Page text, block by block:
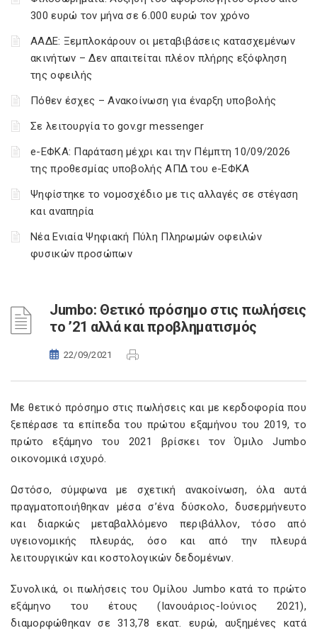
300 ευρώ τον μήνα σε 6.000 ευρώ τον χρόνο
ΑΑΔΕ: Ξεμπλοκάρουν οι μεταβιβάσεις κατασχεμένων
ακινήτων – Δεν απαιτείται πλέον πλήρης εξόφληση
της οφειλής
Πόθεν έσχες – Ανακοίνωση για έναρξη υποβολής
Σε λειτουργία το gov.gr messenger
e-ΕΦΚΑ: Παράταση μέχρι και την Πέμπτη 10/09/2026
της προθεσμίας υποβολής ΑΠΔ του e-ΕΦΚΑ
Ψηφίστηκε το νομοσχέδιο με τις αλλαγές σε στέγαση
και αναπηρία
Νέα Ενιαία Ψηφιακή Πύλη Πληρωμών οφειλών
φυσικών προσώπων
Jumbo: Θετικό πρόσημο στις πωλήσεις
το ’21 αλλά και προβληματισμός
22/09/2021
Με θετικό πρόσημο στις πωλήσεις και με κερδοφορία που
ξεπέρασε τα επίπεδα του πρώτου εξαμήνου του 2019, το
πρώτο εξάμηνο του 2021 βρίσκει τον Όμιλο Jumbo
οικονομικά ισχυρό.
Ωστόσο, σύμφωνα με σχετική ανακοίνωση, όλα αυτά
πραγματοποιήθηκαν μέσα σ’ένα δύσκολο, δυσερμήνευτο
και διαρκώς μεταβαλλόμενο περιβάλλον, τόσο από
υγειονομικής πλευράς, όσο και από την πλευρά
λειτουργικών και κοστολογικών δεδομένων.
Συνολικά, οι πωλήσεις του Ομίλου Jumbo κατά το πρώτο
εξάμηνο του έτους (Ιανουάριος-Ιούνιος 2021),
διαμορφώθηκαν σε 313,78 εκατ. ευρώ, αυξημένες κατά